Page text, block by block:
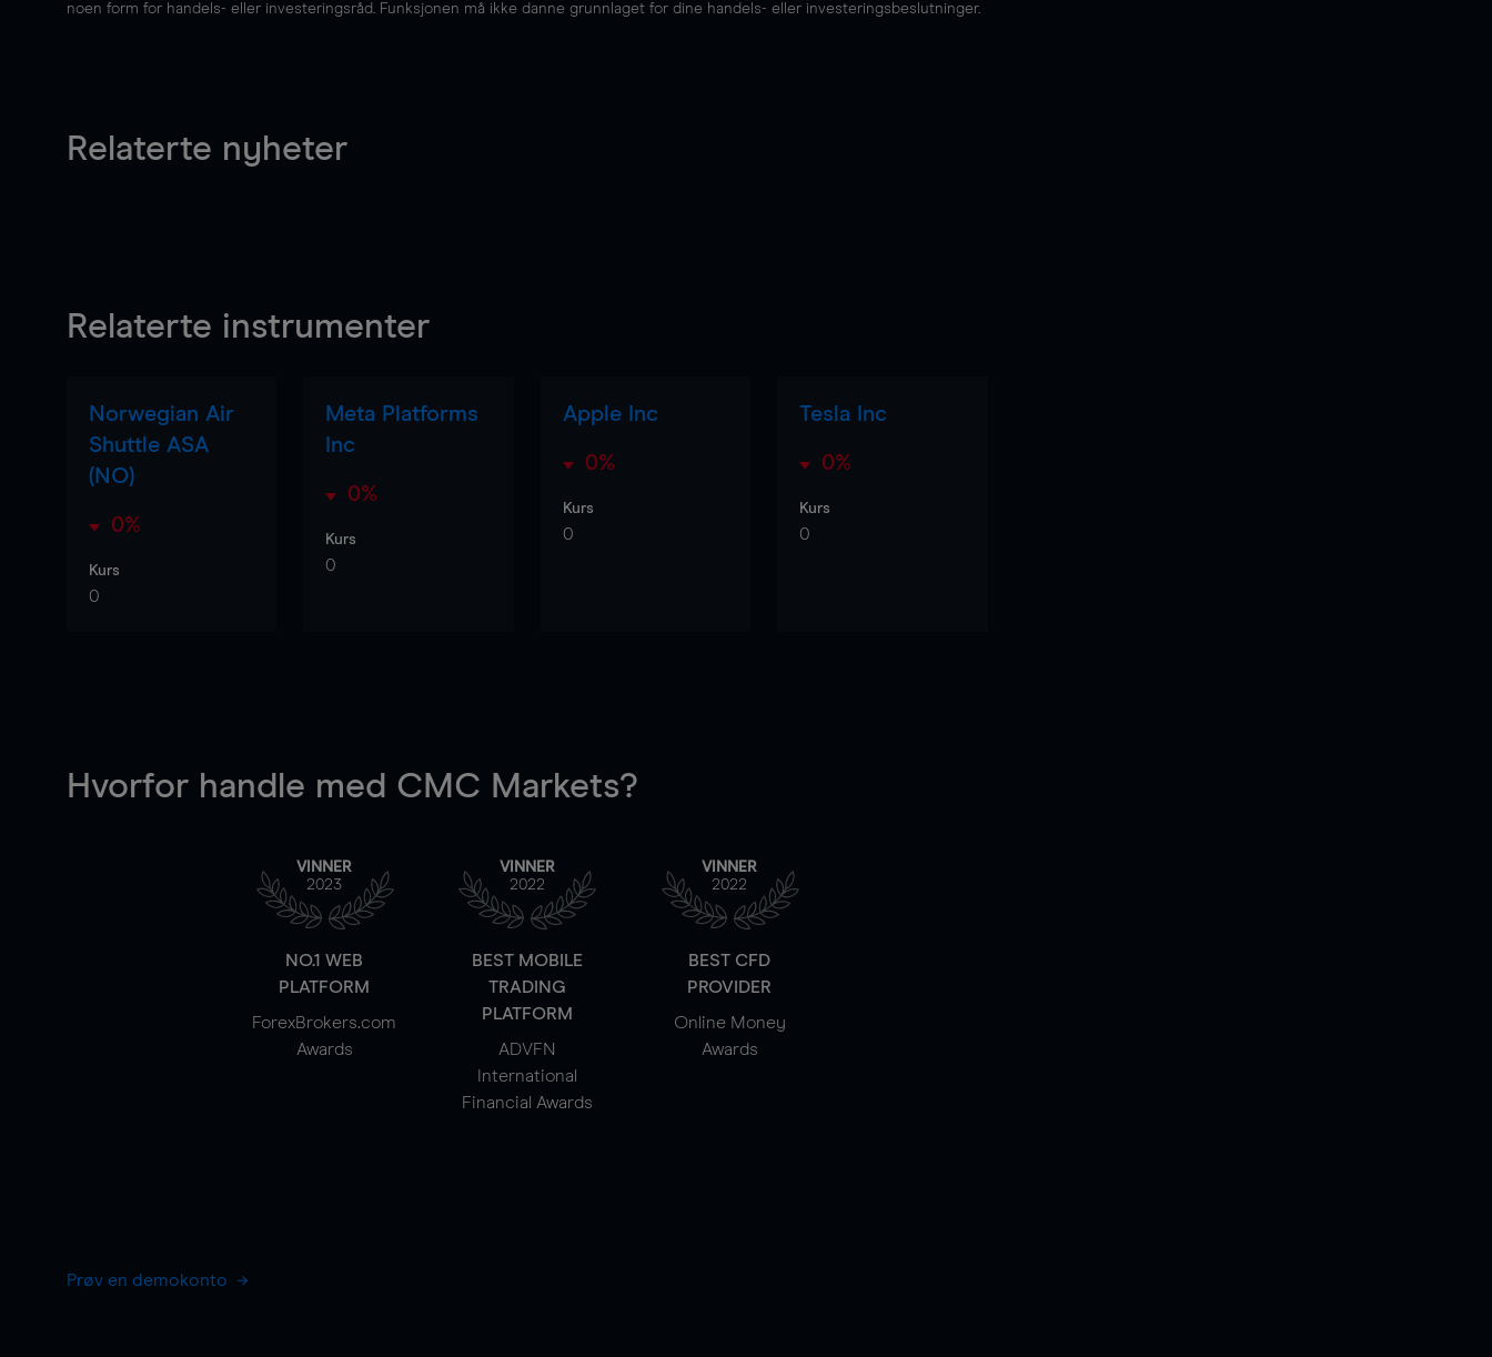
noen form for handels- eller investeringsråd. Funksjonen må ikke danne grunnlaget for dine handels- eller investeringsbeslutninger.
Relaterte nyheter
Relaterte instrumenter
Norwegian Air
Shuttle ASA
(NO)
0%
Kurs
0
Meta Platforms
Inc
0%
Kurs
0
Apple Inc
0%
Kurs
0
Tesla Inc
0%
Kurs
0
Hvorfor handle med CMC Markets?
VINNER
2023
NO.1 WEB
PLATFORM
ForexBrokers.com
Awards
VINNER
2022
BEST MOBILE
TRADING
PLATFORM
ADVFN
International
Financial Awards
VINNER
2022
BEST CFD
PROVIDER
Online Money
Awards
Prøv en demokonto